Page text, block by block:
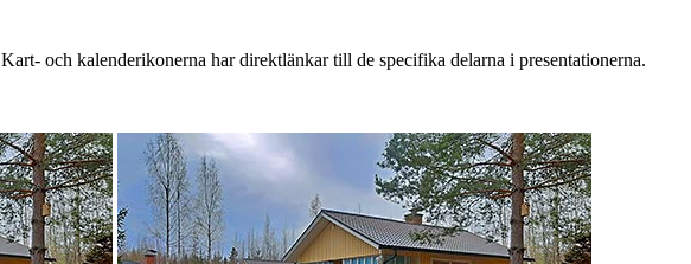
Kart- och kalenderikonerna har direktlänkar till de specifika delarna i presentationerna.